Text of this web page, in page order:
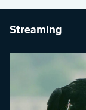
Streaming